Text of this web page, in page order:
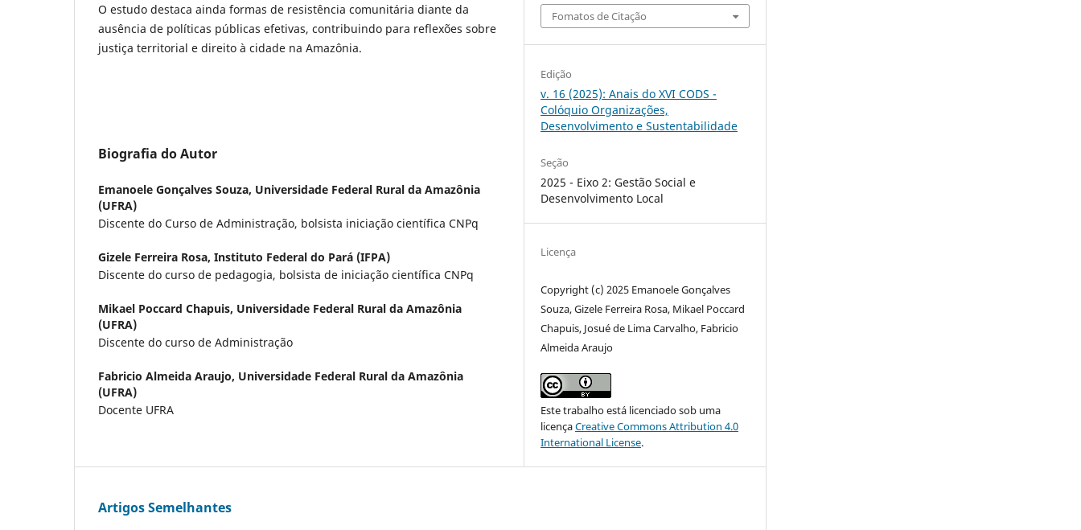
O estudo destaca ainda formas de resistência comunitária diante da
ausência de políticas públicas efetivas, contribuindo para reflexões sobre
justiça territorial e direito à cidade na Amazônia.
Biografia do Autor
Emanoele Gonçalves Souza, Universidade Federal Rural da Amazônia
(UFRA)
Discente do Curso de Administração, bolsista iniciação científica CNPq
Gizele Ferreira Rosa, Instituto Federal do Pará (IFPA)
Discente do curso de pedagogia, bolsista de iniciação científica CNPq
Mikael Poccard Chapuis, Universidade Federal Rural da Amazônia
(UFRA)
Discente do curso de Administração
Fabricio Almeida Araujo, Universidade Federal Rural da Amazônia
(UFRA)
Docente UFRA
Fomatos de Citação
Edição
v. 16 (2025): Anais do XVI CODS -
Colóquio Organizações,
Desenvolvimento e Sustentabilidade
Seção
2025 - Eixo 2: Gestão Social e
Desenvolvimento Local
Licença
Copyright (c) 2025 Emanoele Gonçalves
Souza, Gizele Ferreira Rosa, Mikael Poccard
Chapuis, Josué de Lima Carvalho, Fabricio
Almeida Araujo
Este trabalho está licenciado sob uma
licençaCreative Commons Attribution 4.0
International License.
Artigos Semelhantes